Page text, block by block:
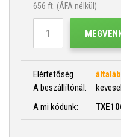
656 ft. (ÁFA nélkül)
Elértetőség
A beszállítónál:
A mi kódunk: